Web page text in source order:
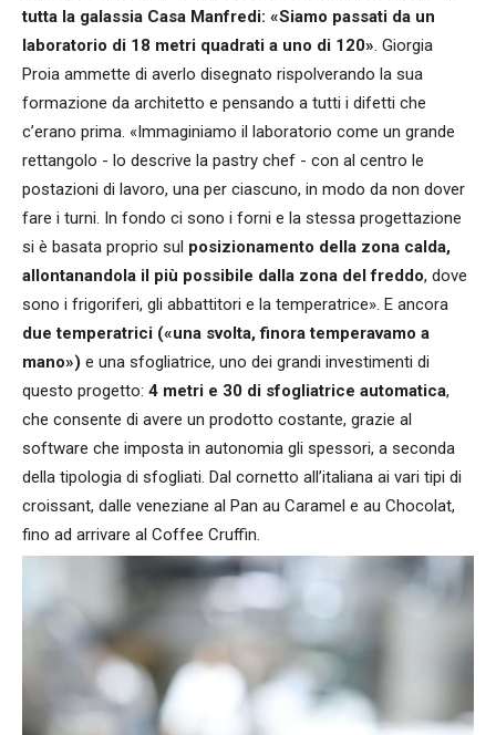
tutta la galassia Casa Manfredi: «Siamo passati da un
laboratorio di 18 metri quadrati a uno di 120». Giorgia
Proia ammette di averlo disegnato rispolverando la sua
formazione da architetto e pensando a tutti i difetti che
c’erano prima. «Immaginiamo il laboratorio come un grande
rettangolo - lo descrive la pastry chef - con al centro le
postazioni di lavoro, una per ciascuno, in modo da non dover
fare i turni. In fondo ci sono i forni e la stessa progettazione
si è basata proprio sul posizionamento della zona calda,
allontanandola il più possibile dalla zona del freddo, dove
sono i frigoriferi, gli abbattitori e la temperatrice». E ancora
due temperatrici («una svolta, finora temperavamo a
mano») e una sfogliatrice, uno dei grandi investimenti di
questo progetto: 4 metri e 30 di sfogliatrice automatica,
che consente di avere un prodotto costante, grazie al
software che imposta in autonomia gli spessori, a seconda
della tipologia di sfogliati. Dal cornetto all’italiana ai vari tipi di
croissant, dalle veneziane al Pan au Caramel e au Chocolat,
fino ad arrivare al Coffee Cruffin.